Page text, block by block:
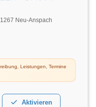
Neu-Anspach
Leistungen, Termine
Aktivieren